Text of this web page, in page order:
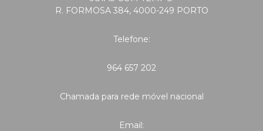
R. FORMOSA 384, 4000-249 PORTO
Telefone:
964 657 202
Chamada para rede móvel nacional
Email: